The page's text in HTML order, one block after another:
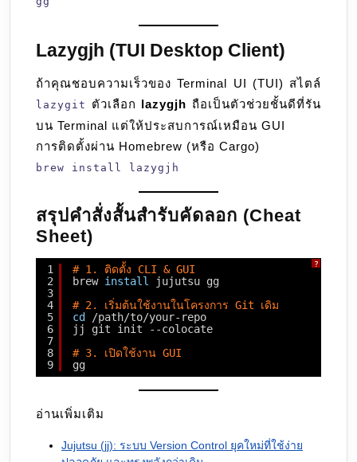
Lazygjh (TUI Desktop Client)
ถ้าคุณชอบความเร็วของ Terminal UI (TUI) สไตล์
lazygit ตัวเลือก lazygjh ถือเป็นตัวช่วยชั้นดีที่รัน
บน Terminal แต่ให้ประสบการณ์เหมือน GUI
การติดตั้งผ่าน Homebrew (หรือ Cargo)
brew install lazygjh
สรุปคำสั่งสั้นสำรับคัดลอก (Cheat
Sheet)
?
1
2
3
4
5
6
7
8
9
# 1. ติดตั้ง CLI & GUI
brew install
jujutsu gg
# 2. เริ่มต้นใช้งานในโครงการ Git เดิม
cd
/path/to/your-repo
jj git init --colocate
# 3. เปิดใช้งาน GUI
gg
อ่านเพิ่มเติม
Jujutsu (jj): ระบบ Version Control ยุคใหม่ที่ใช้ง่าย